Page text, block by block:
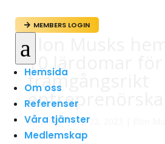
 MEMBERS LOGIN
a
Hemsida
Om oss
Referenser
Våra tjänster
Medlemskap
Elon Musks
10 lärdomar för
framgångsrikt
entreprenörskap
avadmin|sep 22, 2023